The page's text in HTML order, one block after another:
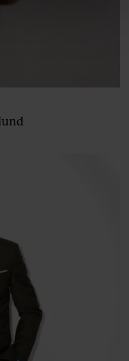
i forbindelse